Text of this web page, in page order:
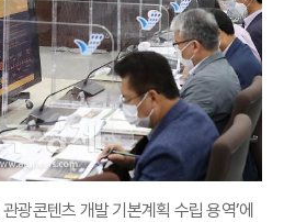
광콘텐츠 개발 기본계획 수립 용역’에